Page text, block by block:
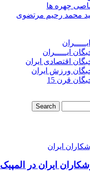
چهره ها
محمد رحیم مرتضوی
ایـــــران
اقتصادی ایران
ورزش ایران
قرن 15
ایران در المپیک